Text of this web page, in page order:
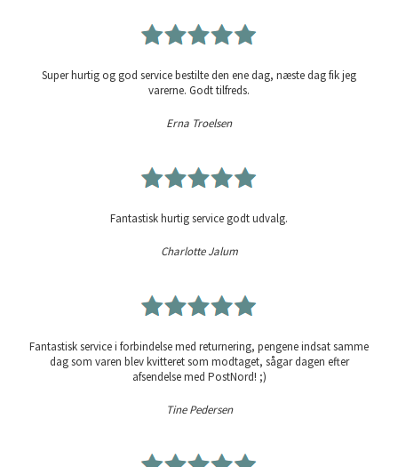
Super hurtig og god service bestilte den ene dag, næste dag fik jeg
varerne. Godt tilfreds.
Erna Troelsen
Fantastisk hurtig service godt udvalg.
Charlotte Jalum
Fantastisk service i forbindelse med returnering, pengene indsat samme
dag som varen blev kvitteret som modtaget, sågar dagen efter
afsendelse med PostNord! ;)
Tine Pedersen